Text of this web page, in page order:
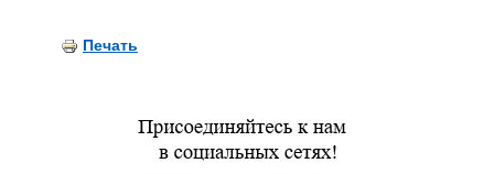
Печать